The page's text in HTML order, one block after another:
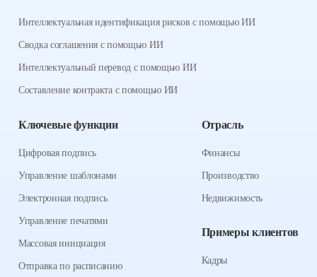
Интеллектуальная идентификация рисков с помощью ИИ
Сводка соглашения с помощью ИИ
Интеллектуальный перевод с помощью ИИ
Составление контракта с помощью ИИ
Ключевые функции
Цифровая подпись
Управление шаблонами
Электронная подпись
Управление печатями
Массовая инициация
Отправка по расписанию
Отрасль
Финансы
Производство
Недвижимость
Примеры клиентов
Кадры